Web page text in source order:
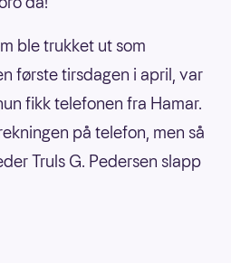
ble trukket ut som
første tirsdagen i april, var
fikk telefonen fra Hamar.
på telefon, men så
Truls G. Pedersen slapp